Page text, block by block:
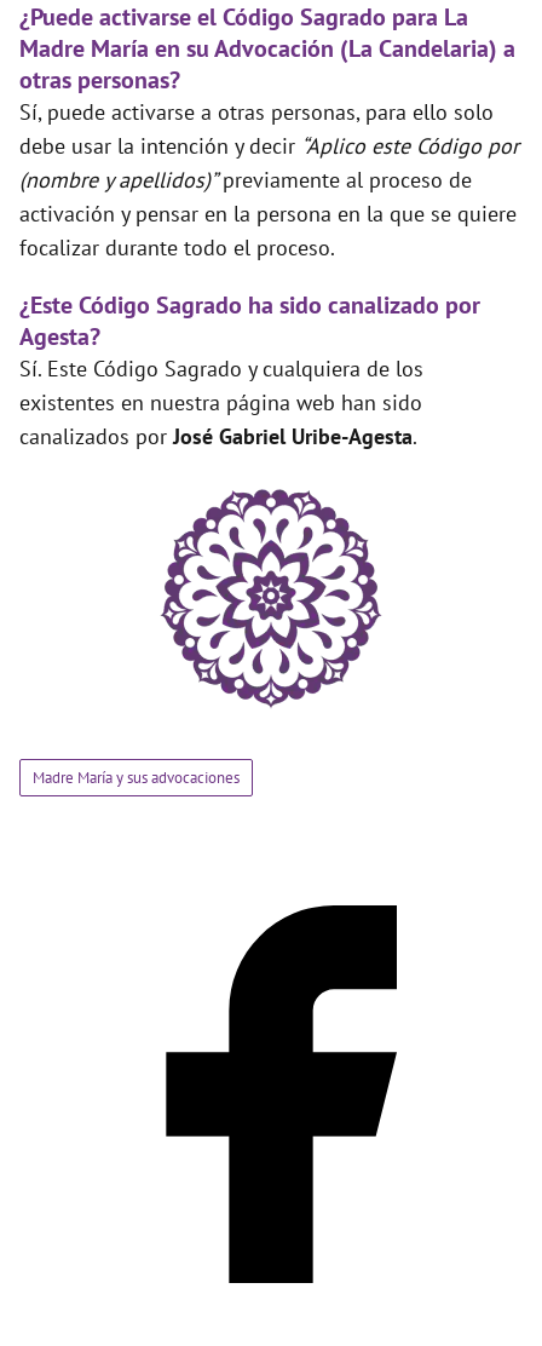
¿Puede activarse el Código Sagrado para La
Madre María en su Advocación (La Candelaria) a
otras personas?
Sí, puede activarse a otras personas, para ello solo
debe usar la intención y decir “Aplico este Código por
(nombre y apellidos)”previamente al proceso de
activación y pensar en la persona en la que se quiere
focalizar durante todo el proceso.
¿Este Código Sagrado ha sido canalizado por
Agesta?
Sí. Este Código Sagrado y cualquiera de los
existentes en nuestra página web han sido
canalizados porJosé Gabriel Uribe-Agesta.
Madre María y sus advocaciones